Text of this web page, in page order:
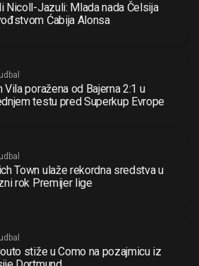
Nicoll-Jazuli: Mlada nada Čelsija
Ćabija Alonsa
Vila poražena od Bajerna 2:1 u
testu pred Superkup Evrope
Town ulaže rekordna sredstva u
rok Premijer lige
stiže u Como na pozajmicu iz